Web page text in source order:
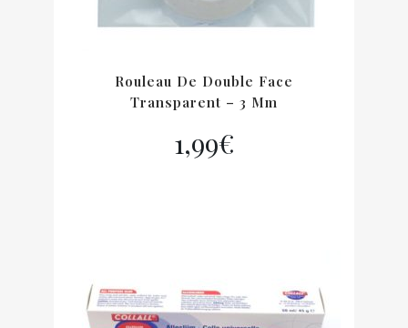
Rouleau De Double Face
Transparent – 3 Mm
1,99€